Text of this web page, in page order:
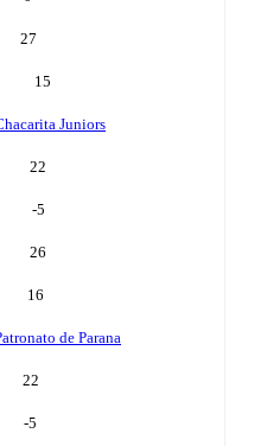
27
15
Juniors
22
-5
26
16
de Parana
22
-5